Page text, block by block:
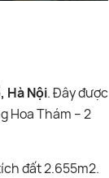
Hà Nội. Đây được
Hoa Thám – 2
đất 2.655m2.